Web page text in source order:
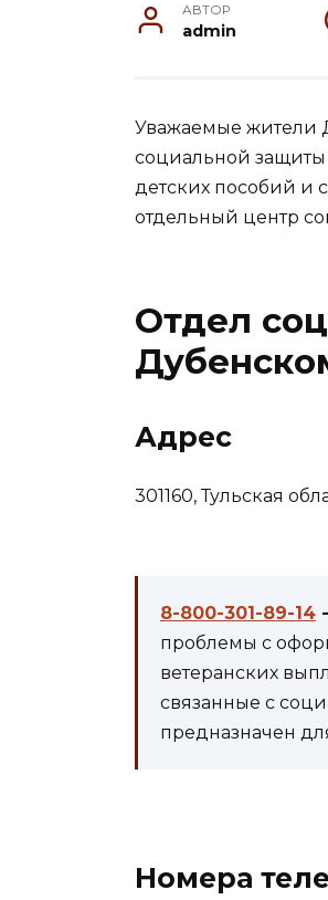
АВТОР
admin
Уважаемые жители
социальной
детских пособий и
отдельный центр
Отдел
Адрес
301160, Тульская
8-800-301-89-14
проблемы с
ветеранских
связанные с
предназначен
Номера